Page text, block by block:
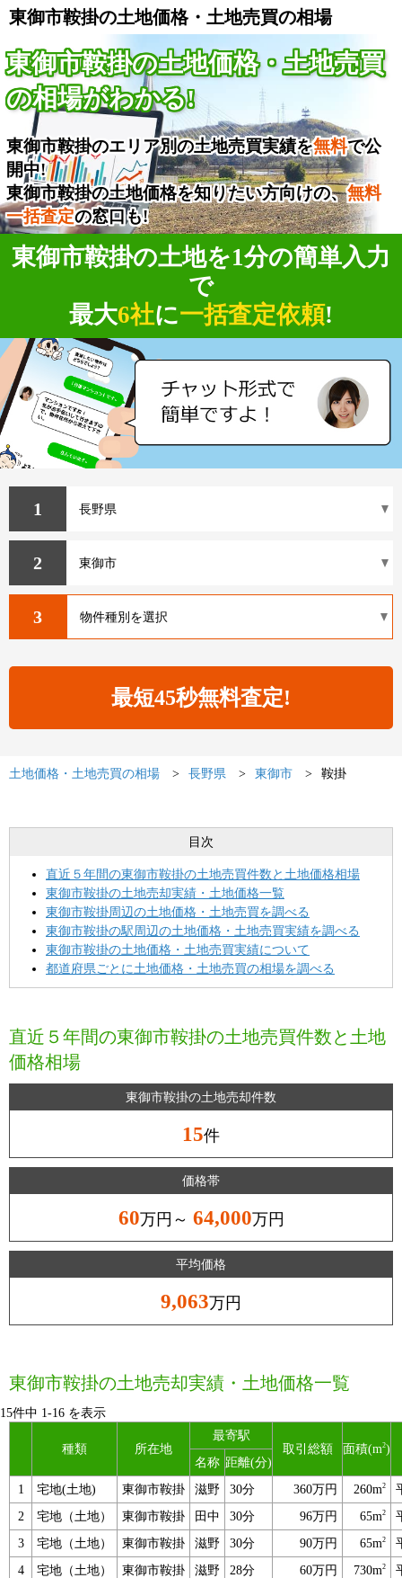
東御市鞍掛の土地価格・土地売買の相場
東御市鞍掛の土地価格・土地売買
の相場がわかる!
東御市鞍掛のエリア別の土地売買実績を無料で公
開中!
東御市鞍掛の土地価格を知りたい方向けの、無料
一括査定の窓口も!
東御市鞍掛の土地を1分の簡単入力
で
最大6社に一括査定依頼!
1
2
3
土地価格・土地売買の相場 長野県 東御市 鞍掛
目次
直近５年間の東御市鞍掛の土地売買件数と土地価格相場
東御市鞍掛の土地売却実績・土地価格一覧
東御市鞍掛周辺の土地価格・土地売買を調べる
東御市鞍掛の駅周辺の土地価格・土地売買実績を調べる
東御市鞍掛の土地価格・土地売買実績について
都道府県ごとに土地価格・土地売買の相場を調べる
直近５年間の東御市鞍掛の土地売買件数と土地
価格相場
東御市鞍掛の土地売却件数
15件
価格帯
60万円～ 64,000万円
平均価格
9,063万円
東御市鞍掛の土地売却実績・土地価格一覧
15件中 1-16 を表示
種類 所在地
最寄駅
取引総額
面積(m2)
名称 距離(分)
1
宅地(土地) 東御市鞍掛 滋野 30分 360万円 260m2
2
宅地（土地） 東御市鞍掛 田中 30分 96万円 65m2
3
宅地（土地） 東御市鞍掛 滋野 30分 90万円 65m2
4
宅地（土地） 東御市鞍掛 滋野 28分 60万円 730m2